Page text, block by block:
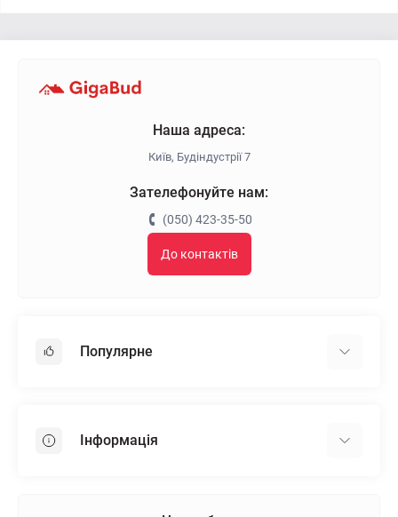
Наша адреса:
Київ, Будіндустрії 7
Зателефонуйте нам:
(050) 423-35-50
До контактів
Популярне
Пінопласт
Інформація